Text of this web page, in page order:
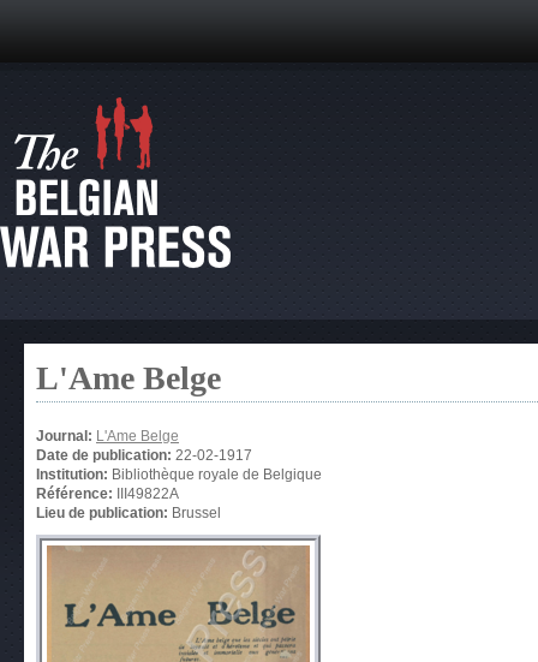
L'Ame Belge
Journal: L'Ame Belge
Date de publication: 22-02-1917
Institution: Bibliothèque royale de Belgique
Référence:
III49822A
Lieu de publication: Brussel